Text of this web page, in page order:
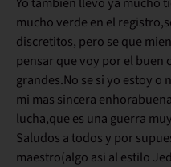
mucho verde en el
discretitos, pero se que
pensar que voy por el buen
grandes.No se si yo estoy
mi mas sincera
lucha,que es una guerra
Saludos a todos y por
maestro(algo asi al estilo